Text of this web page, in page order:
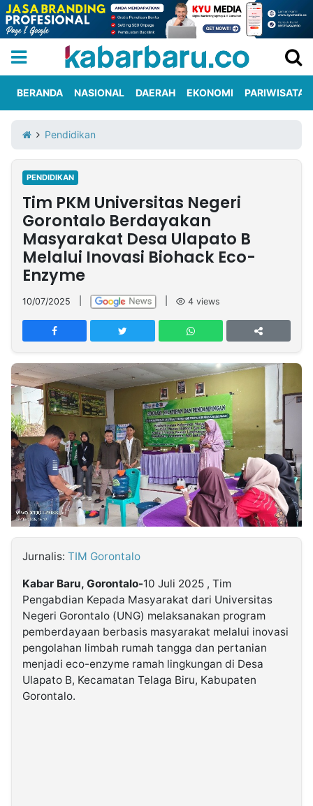
Iklan
Berita
Kami
Nasional
International
Olahraga
Entertainment
Daerah
Pariwisata
Kuliner
Kolom
Network
TREETAN
INDONESIA
Partner
Insight
NTB
Suara
Time
Lens
IDN
Daily
Jogja
Jalan
Rakyat
Idealita
News
Kita
Notice
Dinamikapost.com
Radar
Baru
Seedbacklink
Follow
Kabarbaru
Kabarbaru.co
2026
BERANDA NASIONAL DAERAH EKONOMI PARIWISATA
Pendidikan
PENDIDIKAN
Tim PKM Universitas Negeri
Gorontalo Berdayakan
Masyarakat Desa Ulapato B
Melalui Inovasi Biohack Eco-
Enzyme
10/07/2025 4 views
Jurnalis: TIM Gorontalo
Kabar Baru, Gorontalo-10 Juli 2025 , Tim
Pengabdian Kepada Masyarakat dari Universitas
Negeri Gorontalo (UNG) melaksanakan program
pemberdayaan berbasis masyarakat melalui inovasi
pengolahan limbah rumah tangga dan pertanian
menjadi eco-enzyme ramah lingkungan di Desa
Ulapato B, Kecamatan Telaga Biru, Kabupaten
Gorontalo.